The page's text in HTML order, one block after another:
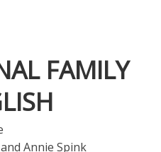
FAMILY
Annie Spink